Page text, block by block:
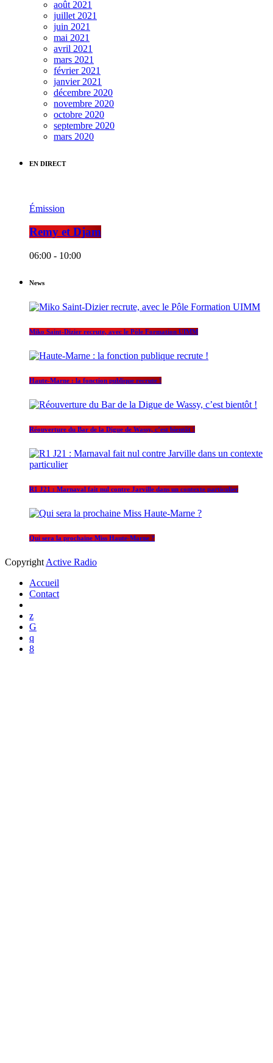
août 2021
juillet 2021
juin 2021
mai 2021
avril 2021
mars 2021
février 2021
janvier 2021
décembre 2020
novembre 2020
octobre 2020
septembre 2020
mars 2020
EN DIRECT
Émission
Remy et Djam
06:00 - 10:00
News
Miko Saint-Dizier recrute, avec le Pôle Formation UIMM
Haute-Marne : la fonction publique recrute !
Réouverture du Bar de la Digue de Wassy, c’est bientôt !
R1 J21 : Marnaval fait nul contre Jarville dans un contexte particulier
Qui sera la prochaine Miss Haute-Marne ?
Copyright Active Radio
Accueil
Contact